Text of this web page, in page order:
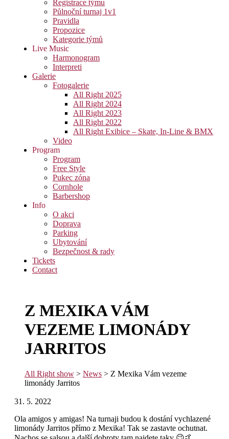
Registrace týmu
Půlnoční turnaj 1v1
Pravidla
Propozice
Kategorie týmů
Live Music
Harmonogram
Interpreti
Galerie
Fotogalerie
All Right 2025
All Right 2024
All Right 2023
All Right 2022
All Right Exibice – Skate, In-Line & BMX
Video
Program
Program
Free Style
Pukec zóna
Cornhole
Barbershop
Info
O akci
Doprava
Parking
Ubytování
Bezpečnost & rady
Tickets
Contact
Z MEXIKA VÁM
VEZEME LIMONÁDY
JARRITOS
All Right show > News > Z Mexika Vám vezeme
limonády Jarritos
31. 5. 2022
Ola amigos y amigas! Na turnaji budou k dostání vychlazené
limonády Jarritos přímo z Mexika! Tak se zastavte ochutnat.